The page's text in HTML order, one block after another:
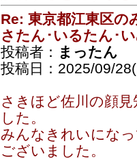
Re: 東京都江東区の
さたん･いるたん･
投稿者： まったん
投稿日：2025/09/
さきほど佐川の顔
した。
みんなきれいにな
ございました。